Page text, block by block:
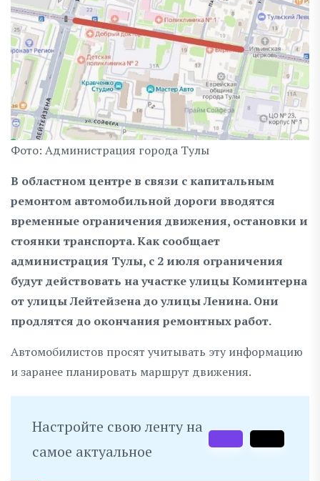
Фото: Администрация города Тулы
В областном центре в связи с капитальным
ремонтом автомобильной дороги вводятся
временные ограничения движения, остановки и
стоянки транспорта. Как сообщает
администрация Тулы, с 2 июля ограничения
будут действовать на участке улицы Коминтерна
от улицы Лейтейзена до улицы Ленина. Они
продлятся до окончания ремонтных работ.
Автомобилистов просят учитывать эту информацию
и заранее планировать маршрут движения.
Настройте свою ленту на
самое актуальное